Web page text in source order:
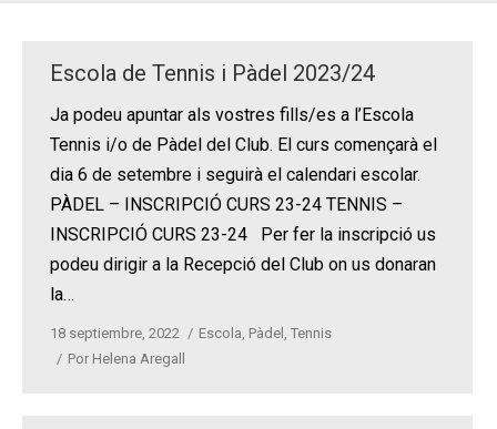
CONTACTE
Escola de Tennis i Pàdel 2023/24
Ja podeu apuntar als vostres fills/es a l’Escola
Tennis i/o de Pàdel del Club. El curs començarà el
dia 6 de setembre i seguirà el calendari escolar.
PÀDEL – INSCRIPCIÓ CURS 23-24 TENNIS –
INSCRIPCIÓ CURS 23-24 Per fer la inscripció us
podeu dirigir a la Recepció del Club on us donaran
la…
18 septiembre, 2022 Escola, Pàdel , Tennis
Por Helena Aregall